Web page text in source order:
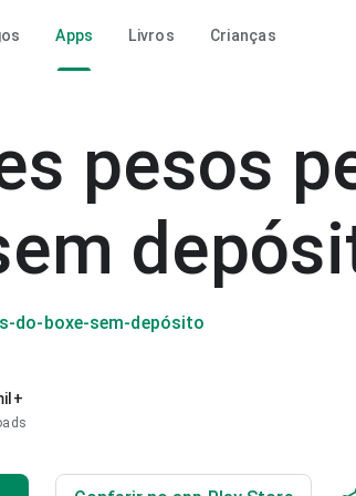
Apps Livros Crianças
pesos
do-boxe-sem-depósito